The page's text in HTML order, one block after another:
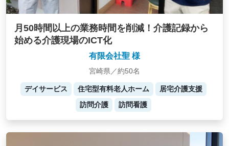
月50時間以上の業務時間を削減！介護記録から
始める介護現場のICT化
有限会社聖 様
宮崎県／約50名
デイサービス 住宅型有料老人ホーム
居宅介護支援
訪問介護
訪問看護